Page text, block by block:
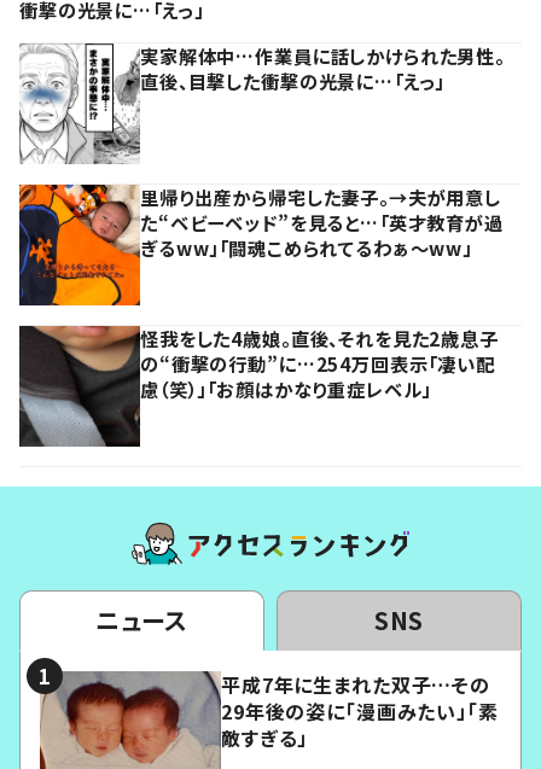
衝撃の光景に…「えっ」
実家解体中…作業員に話しかけられた男性。
直後、目撃した衝撃の光景に…「えっ」
里帰り出産から帰宅した妻子。→夫が用意し
た“ベビーベッド”を見ると…「英才教育が過
ぎるww」「闘魂こめられてるわぁ～ww」
怪我をした4歳娘。直後、それを見た2歳息子
の“衝撃の行動”に…254万回表示「凄い配
慮（笑）」「お顔はかなり重症レベル」
ニュース SNS
平成7年に生まれた双子…その
29年後の姿に「漫画みたい」「素
敵すぎる」